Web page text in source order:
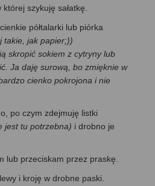
szykuję sałatkę.
półtalarki lub piórka
takie, jak papier;))
skropić sokiem z cytryny lub
Ja daję surową, bo zmięknie w
cienko pokrojona i nie
po czym zdejmuję listki
jest tu potrzebna) i drobno je
lub przeciskam przez praskę.
i kroję w drobne paski.